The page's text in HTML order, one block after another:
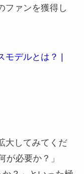
ファンを獲得し
モデルとは？ |
大してみてくだ
が必要か？」